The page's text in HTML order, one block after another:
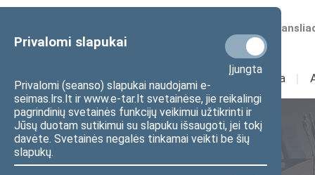
Privalomi slapukai
Įjungta
Privalomi (seanso) slapukai naudojami e-
seimas.lrs.lt ir www.e-tar.lt svetainėse, jie reikalingi
pagrindinių svetainės funkcijų veikimui užtikrinti ir
Jūsų duotam sutikimui su slapuku išsaugoti, jei tokį
davėte. Svetainės negalės tinkamai veikti be šių
slapukų.
Numatomos
Sudėtis Veikla I
Seimo posėdžiai